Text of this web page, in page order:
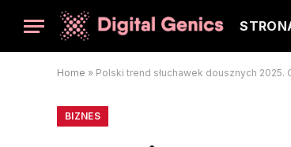
Home » Polski trend słuchawek dousznych 2025.
BIZNES